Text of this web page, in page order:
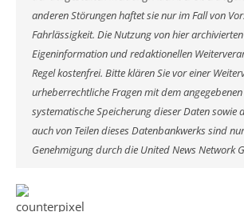
anderen Störungen haftet sie nur im Fall von
Fahrlässigkeit. Die Nutzung von hier
Eigeninformation und redaktionellen
Regel kostenfrei. Bitte klären Sie vor einer
urheberrechtliche Fragen mit dem
systematische Speicherung dieser Daten sowie
auch von Teilen dieses Datenbankwerks sind
Genehmigung durch die United News Network